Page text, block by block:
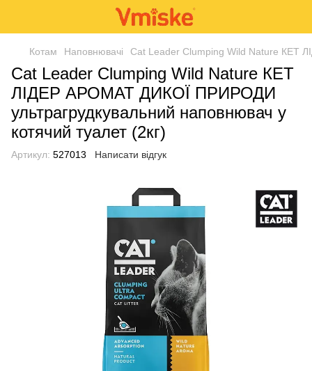
Котам Наповнювачі Cat Leader Clumping Wild Nature КЕТ
Cat Leader Clumping Wild Nature КЕТ
ЛІДЕР АРОМАТ ДИКОЇ ПРИРОДИ
ультрагрудкувальний наповнювач у
котячий туалет (2кг)
Артикул: 527013 Написати відгук